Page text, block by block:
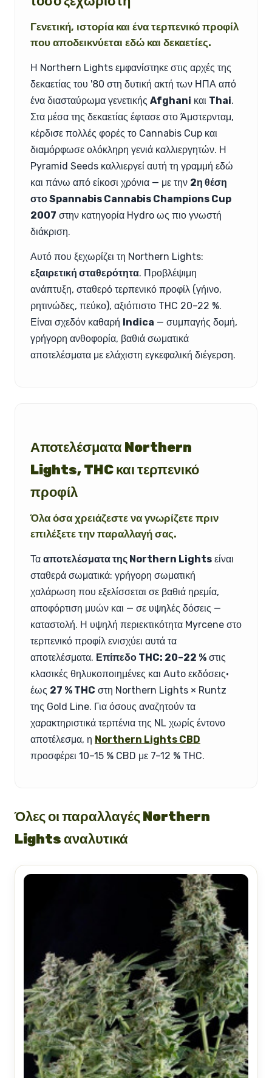
Γενετική, ιστορία και ένα τερπενικό προφίλ
που αποδεικνύεται εδώ και δεκαετίες.
Η Northern Lights εμφανίστηκε στις αρχές της
δεκαετίας του '80 στη δυτική ακτή των ΗΠΑ από
ένα διασταύρωμα γενετικής Afghani και Thai.
Στα μέσα της δεκαετίας έφτασε στο Άμστερνταμ,
κέρδισε πολλές φορές το Cannabis Cup και
διαμόρφωσε ολόκληρη γενιά καλλιεργητών. Η
Pyramid Seeds καλλιεργεί αυτή τη γραμμή εδώ
και πάνω από είκοσι χρόνια — με την 2η θέση
στο Spannabis Cannabis Champions Cup
2007 στην κατηγορία Hydro ως πιο γνωστή
διάκριση.
Αυτό που ξεχωρίζει τη Northern Lights:
εξαιρετική σταθερότητα. Προβλέψιμη
ανάπτυξη, σταθερό τερπενικό προφίλ (γήινο,
ρητινώδες, πεύκο), αξιόπιστο THC 20–22 %.
Είναι σχεδόν καθαρή Indica — συμπαγής δομή,
γρήγορη ανθοφορία, βαθιά σωματικά
αποτελέσματα με ελάχιστη εγκεφαλική διέγερση.
Αποτελέσματα Northern
Lights, THC και τερπενικό
προφίλ
Όλα όσα χρειάζεστε να γνωρίζετε πριν
επιλέξετε την παραλλαγή σας.
Τα αποτελέσματα της Northern Lights είναι
σταθερά σωματικά: γρήγορη σωματική
χαλάρωση που εξελίσσεται σε βαθιά ηρεμία,
αποφόρτιση μυών και — σε υψηλές δόσεις —
καταστολή. Η υψηλή περιεκτικότητα Myrcene στο
τερπενικό προφίλ ενισχύει αυτά τα
αποτελέσματα. Επίπεδο THC: 20–22 % στις
κλασικές θηλυκοποιημένες και Auto εκδόσεις·
έως 27 % THC στη Northern Lights × Runtz
της Gold Line. Για όσους αναζητούν τα
χαρακτηριστικά τερπένια της NL χωρίς έντονο
αποτέλεσμα, η Northern Lights CBD
προσφέρει 10–15 % CBD με 7–12 % THC.
Όλες οι παραλλαγές Northern
Lights αναλυτικά